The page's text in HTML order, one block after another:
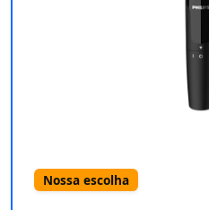
Nossa escolha